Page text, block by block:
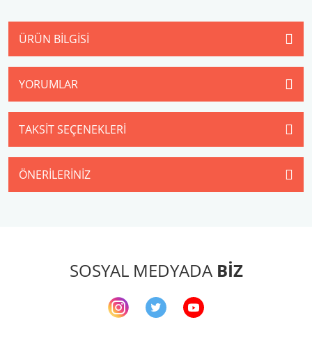
ÜRÜN BILGISI
YORUMLAR
TAKSIT SEÇENEKLERI
ÖNERILERINIZ
SOSYAL MEDYADA BİZ